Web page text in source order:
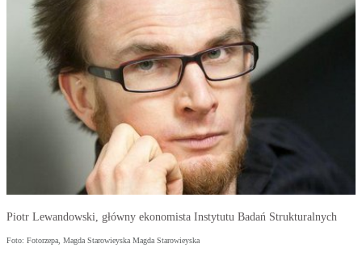
Piotr Lewandowski, główny ekonomista Instytutu Badań Strukturalnych
Foto: Fotorzepa, Magda Starowieyska Magda Starowieyska